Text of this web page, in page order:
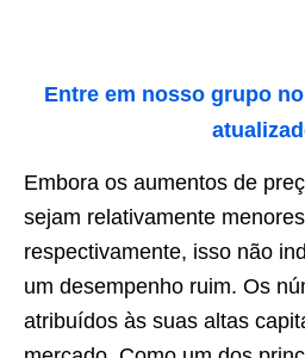
Entre em nosso grupo
Embora os aumentos de
sejam relativamente
respectivamente, isso não
um desempenho ruim. Os
atribuídos às suas altas